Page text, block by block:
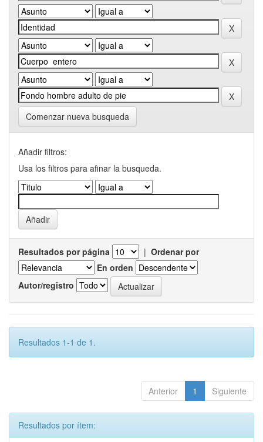
Comenzar nueva busqueda
Añadir filtros:
Usa los filtros para afinar la busqueda.
Resultados por página | Ordenar por
En orden
Autor/registro
Resultados 1-1 de 1.
Anterior 1 Siguiente
Resultados por ítem: